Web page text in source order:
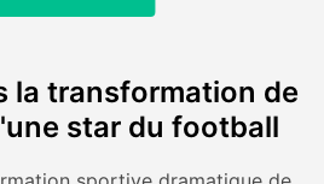
la transformation de
star du football